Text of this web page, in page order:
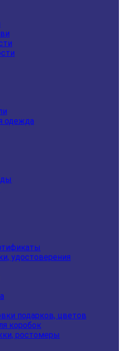
одежда
удостоверения
подарков, цветов
коробок
ростомеры